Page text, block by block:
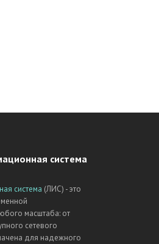
система
система (ЛИС) - это
масштаба: от
сетевого
для надежного